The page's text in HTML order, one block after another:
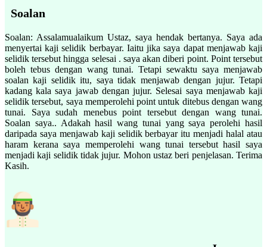
Soalan
Soalan: Assalamualaikum Ustaz, saya hendak bertanya. Saya ada
menyertai kaji selidik berbayar. Iaitu jika saya dapat menjawab kaji
selidik tersebut hingga selesai . saya akan diberi point. Point tersebut
boleh tebus dengan wang tunai. Tetapi sewaktu saya menjawab
soalan kaji selidik itu, saya tidak menjawab dengan jujur. Tetapi
kadang kala saya jawab dengan jujur. Selesai saya menjawab kaji
selidik tersebut, saya memperolehi point untuk ditebus dengan wang
tunai. Saya sudah menebus point tersebut dengan wang tunai.
Soalan saya.. Adakah hasil wang tunai yang saya perolehi hasil
daripada saya menjawab kaji selidik berbayar itu menjadi halal atau
haram kerana saya memperolehi wang tunai tersebut hasil saya
menjadi kaji selidik tidak jujur. Mohon ustaz beri penjelasan. Terima
Kasih.